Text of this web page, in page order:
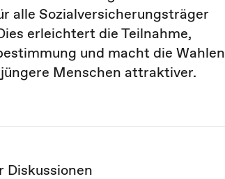
alle Sozialversicherungsträger
erleichtert die Teilnahme,
und macht die Wahlen
Menschen attraktiver.
Diskussionen